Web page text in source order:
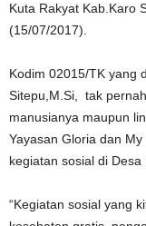
Kuta Rakyat Kab.Karo
(15/07/2017).
Kodim 02015/TK yang
Sitepu,M.Si, tak
manusianya maupun
Yayasan Gloria dan
kegiatan sosial di Desa
“Kegiatan sosial yang